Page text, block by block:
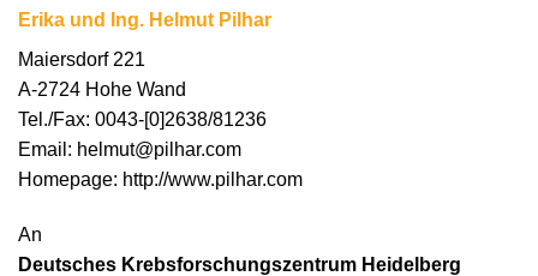
Erika und Ing. Helmut Pilhar
Maiersdorf 221
A-2724 Hohe Wand
Tel./Fax: 0043-[0]2638/81236
Email: helmut@pilhar.com
Homepage: http://www.pilhar.com
An
Deutsches Krebsforschungszentrum Heidelberg